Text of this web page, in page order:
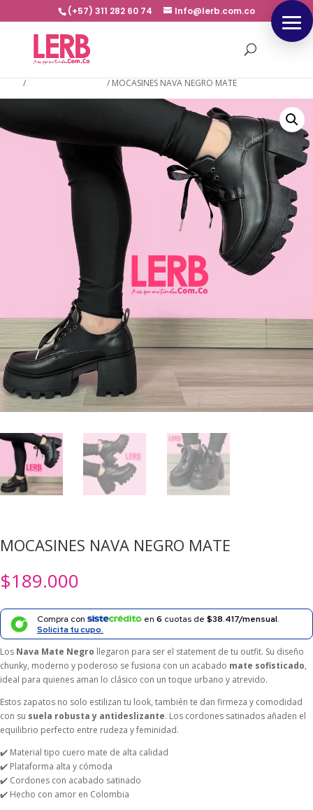
(+57) 311 282 60 74 Info@lerb.com.co
/ / MOCASINES NAVA NEGRO MATE
MOCASINES NAVA NEGRO MATE
$189.000
Compra con en 6 cuotas de $38.417/mensual.
Solicita tu cupo.
Los Nava Mate Negro llegaron para ser el statement de tu outfit. Su diseño
chunky, moderno y poderoso se fusiona con un acabado mate sofisticado,
ideal para quienes aman lo clásico con un toque urbano y atrevido.
Estos zapatos no solo estilizan tu look, también te dan firmeza y comodidad
con su suela robusta y antideslizante. Los cordones satinados añaden el
equilibrio perfecto entre rudeza y feminidad.
✔️ Material tipo cuero mate de alta calidad
✔️ Plataforma alta y cómoda
✔️ Cordones con acabado satinado
✔️ Hecho con amor en Colombia